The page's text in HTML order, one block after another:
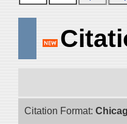
Citation Format: